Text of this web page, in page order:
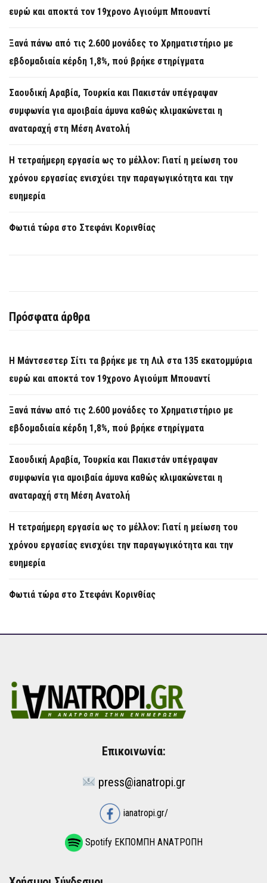
ευρώ και αποκτά τον 19χρονο Αγιούμπ Μπουαντί
Ξανά πάνω από τις 2.600 μονάδες το Χρηματιστήριο με
εβδομαδιαία κέρδη 1,8%, πού βρήκε στηρίγματα
Σαουδική Αραβία, Τουρκία και Πακιστάν υπέγραψαν
συμφωνία για αμοιβαία άμυνα καθώς κλιμακώνεται η
αναταραχή στη Μέση Ανατολή
Η τετραήμερη εργασία ως το μέλλον: Γιατί η μείωση του
χρόνου εργασίας ενισχύει την παραγωγικότητα και την
ευημερία
Φωτιά τώρα στο Στεφάνι Κορινθίας
Πρόσφατα άρθρα
Η Μάντσεστερ Σίτι τα βρήκε με τη Λιλ στα 135 εκατομμύρια
ευρώ και αποκτά τον 19χρονο Αγιούμπ Μπουαντί
Ξανά πάνω από τις 2.600 μονάδες το Χρηματιστήριο με
εβδομαδιαία κέρδη 1,8%, πού βρήκε στηρίγματα
Σαουδική Αραβία, Τουρκία και Πακιστάν υπέγραψαν
συμφωνία για αμοιβαία άμυνα καθώς κλιμακώνεται η
αναταραχή στη Μέση Ανατολή
Η τετραήμερη εργασία ως το μέλλον: Γιατί η μείωση του
χρόνου εργασίας ενισχύει την παραγωγικότητα και την
ευημερία
Φωτιά τώρα στο Στεφάνι Κορινθίας
Επικοινωνία:
press@ianatropi.gr
ianatropi.gr/
Spotify ΕΚΠΟΜΠΗ ΑΝΑΤΡΟΠΗ